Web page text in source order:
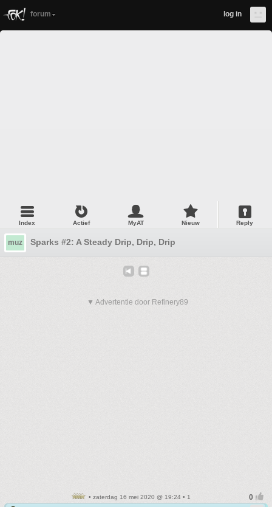
forum log in
Index Actief MyAT Nieuw Reply
muz Sparks #2: A Steady Drip, Drip, Drip
▼ Advertentie door Refinery89
• zaterdag 16 mei 2020 @ 19:24 • 1